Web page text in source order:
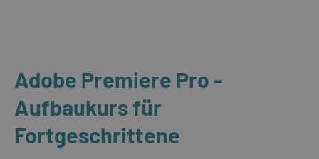
Adobe Premiere Pro -
Aufbaukurs für
Fortgeschrittene